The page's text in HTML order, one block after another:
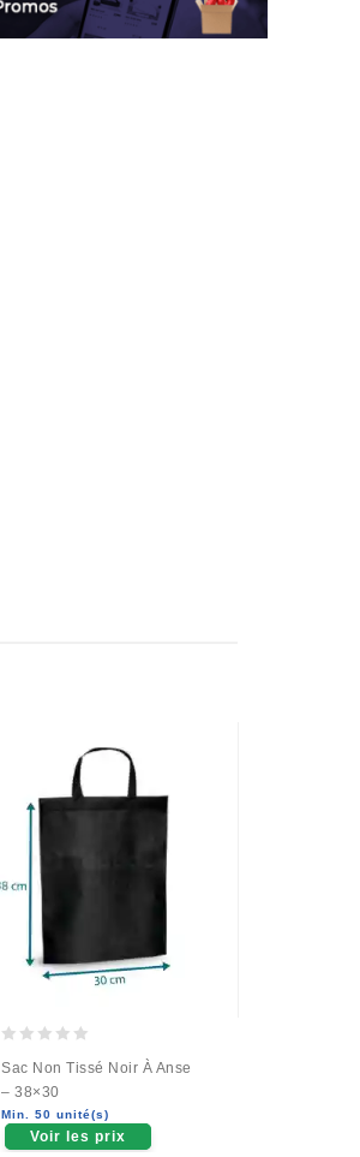
out
of
5
Sac Non Tissé Noir À Anse
– 38×30
Min. 50 unité(s)
Voir les prix